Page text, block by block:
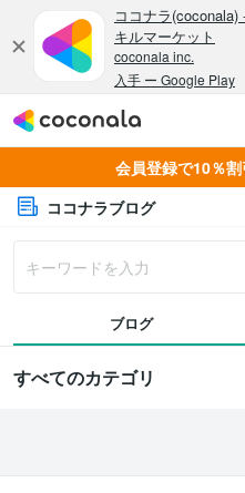
会員登録で10％
ココナラブログ
ブログ
すべてのカテゴリ